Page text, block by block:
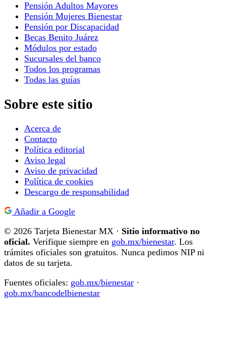
Pensión Adultos Mayores
Pensión Mujeres Bienestar
Pensión por Discapacidad
Becas Benito Juárez
Módulos por estado
Sucursales del banco
Todos los programas
Todas las guías
Sobre este sitio
Acerca de
Contacto
Política editorial
Aviso legal
Aviso de privacidad
Política de cookies
Descargo de responsabilidad
Añadir a Google
© 2026 Tarjeta Bienestar MX · Sitio informativo no
oficial. Verifique siempre en gob.mx/bienestar. Los
trámites oficiales son gratuitos. Nunca pedimos NIP ni
datos de su tarjeta.
Fuentes oficiales: gob.mx/bienestar ·
gob.mx/bancodelbienestar